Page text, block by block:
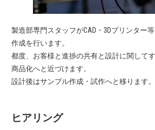
製造部専門スタッフがCAD・3Dプリンター
作成を行います。
都度、お客様と進捗の共有と設計に関して
商品化へと近づけます。
設計後はサンプル作成・試作へと移ります。
ヒアリング